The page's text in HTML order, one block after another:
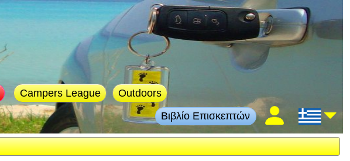
Campers League
Outdoors
Βιβλίο Επισκεπτών